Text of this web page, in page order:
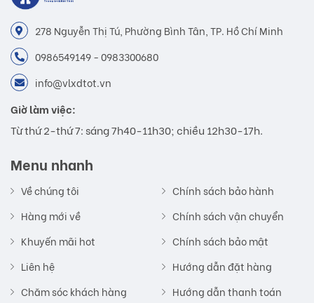
278 Nguyễn Thị Tú, Phường Bình Tân, TP. Hồ Chí Minh
0986549149 - 0983300680
info@vlxdtot.vn
Giờ làm việc:
Từ thứ 2-thứ 7: sáng 7h40-11h30; chiều 12h30-17h.
Menu nhanh
Về chúng tôi
Hàng mới về
Khuyến mãi hot
Liên hệ
Chăm sóc khách hàng
Chính sách bảo hành
Chính sách vận chuyển
Chính sách bảo mật
Hướng dẫn đặt hàng
Hướng dẫn thanh toán